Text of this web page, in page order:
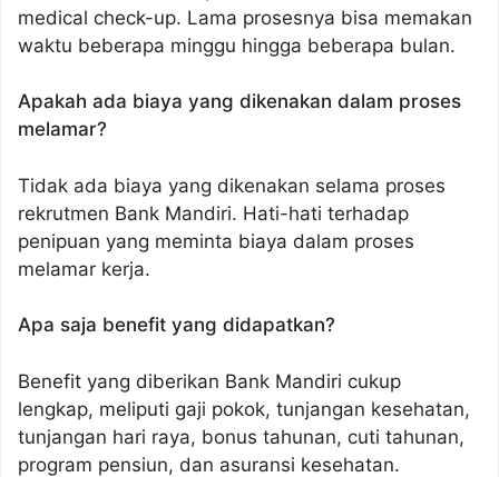
medical check-up. Lama prosesnya bisa memakan
waktu beberapa minggu hingga beberapa bulan.
Apakah ada biaya yang dikenakan dalam proses
melamar?
Tidak ada biaya yang dikenakan selama proses
rekrutmen Bank Mandiri. Hati-hati terhadap
penipuan yang meminta biaya dalam proses
melamar kerja.
Apa saja benefit yang didapatkan?
Benefit yang diberikan Bank Mandiri cukup
lengkap, meliputi gaji pokok, tunjangan kesehatan,
tunjangan hari raya, bonus tahunan, cuti tahunan,
program pensiun, dan asuransi kesehatan.